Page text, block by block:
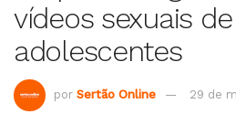
vídeos sexuais
adolescentes
por Sertão Online 29 de